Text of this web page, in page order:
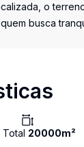
o
busca
Total 20000m²